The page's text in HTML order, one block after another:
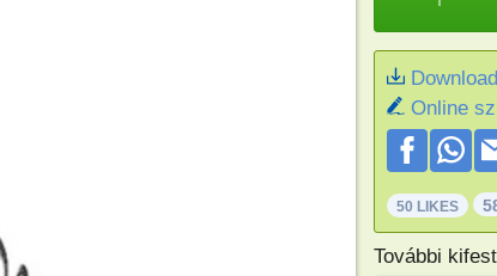
Download
Online
50 LIKES
További